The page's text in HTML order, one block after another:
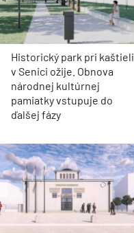
Historický park pri kaštieli
v Senici ožije. Obnova
národnej kultúrnej
pamiatky vstupuje do
ďalšej fázy